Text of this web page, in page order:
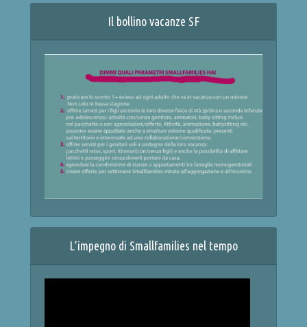
Il bollino vacanze SF
L’impegno di Smallfamilies nel tempo